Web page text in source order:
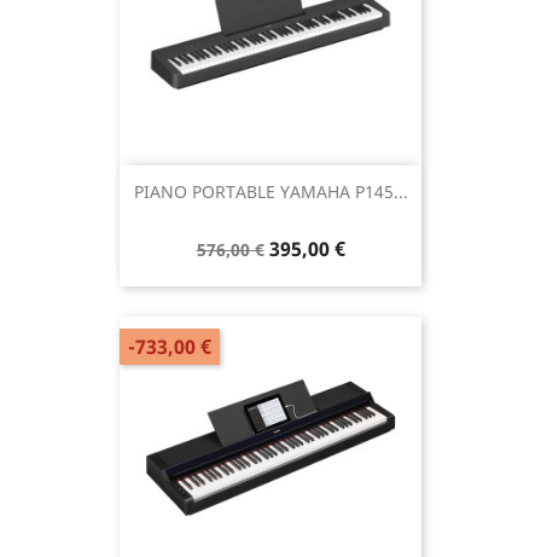
PIANO PORTABLE YAMAHA P145...
576,00 € 395,00 €
-733,00 €